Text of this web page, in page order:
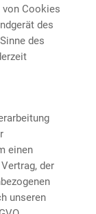
Cookies
des
des
einen
der
unseren